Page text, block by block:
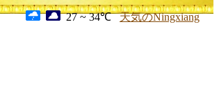
27 ~ 34℃ 天気のNingxiang